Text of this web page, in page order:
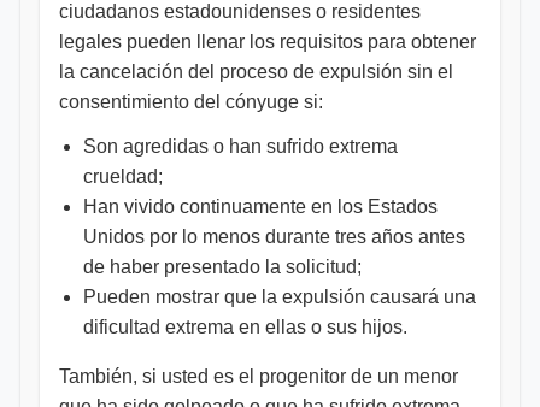
ciudadanos estadounidenses o residentes
legales pueden llenar los requisitos para obtener
la cancelación del proceso de expulsión sin el
consentimiento del cónyuge si:
Son agredidas o han sufrido extrema
crueldad;
Han vivido continuamente en los Estados
Unidos por lo menos durante tres años antes
de haber presentado la solicitud;
Pueden mostrar que la expulsión causará una
dificultad extrema en ellas o sus hijos.
También, si usted es el progenitor de un menor